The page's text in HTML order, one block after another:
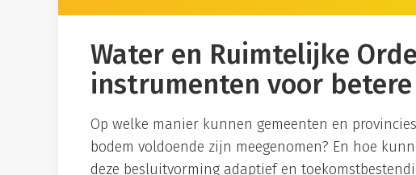
Water en Ruimtelijke
instrumenten voor
Op welke manier kunnen gemeenten en
bodem voldoende zijn meegenomen? En hoe
deze besluitvorming adaptief en